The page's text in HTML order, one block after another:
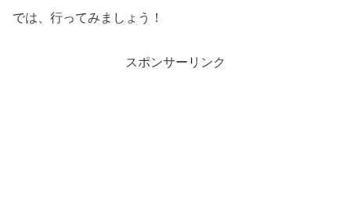
では、行ってみましょう！
スポンサーリンク